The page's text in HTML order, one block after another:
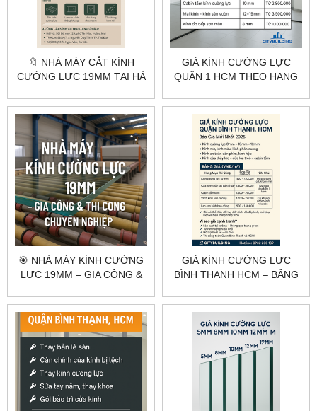
🔖 NHÀ MÁY CẮT KÍNH
CƯỜNG LỰC 19MM TẠI HÀ
NHANH – GIÁ GỐC
GIÁ KÍNH CƯỜNG LỰC
QUẬN 1 HCM THEO HẠNG
🎯 NHÀ MÁY KÍNH CƯỜNG
LỰC 19MM – GIA CÔNG &
NGHIỆP
GIÁ KÍNH CƯỜNG LỰC
BÌNH THẠNH HCM – BẢNG
CITYBUILDING